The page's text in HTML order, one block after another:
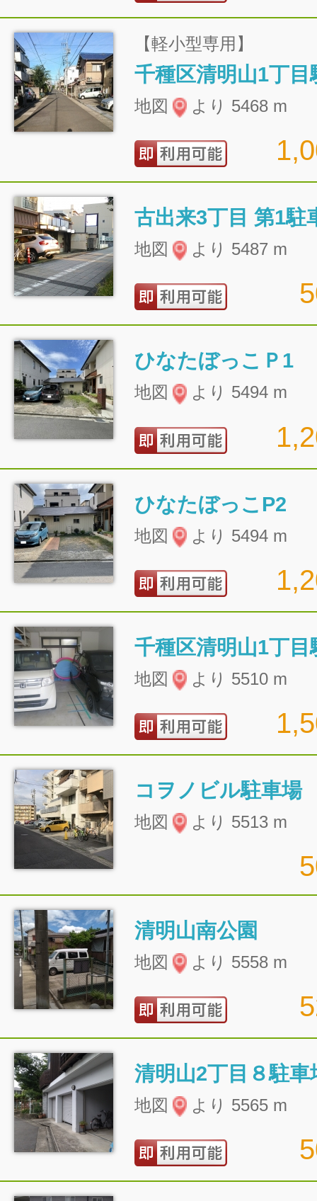
【軽小型専用】
千種区清明山1丁目
地図 より 5468 m
古出来3丁目 第1駐
地図 より 5487 m
ひなたぼっこＰ1
地図 より 5494 m
ひなたぼっこP2
地図 より 5494 m
千種区清明山1丁目
地図 より 5510 m
コヲノビル駐車場
地図 より 5513 m
清明山南公園
地図 より 5558 m
清明山2丁目８駐車
地図 より 5565 m